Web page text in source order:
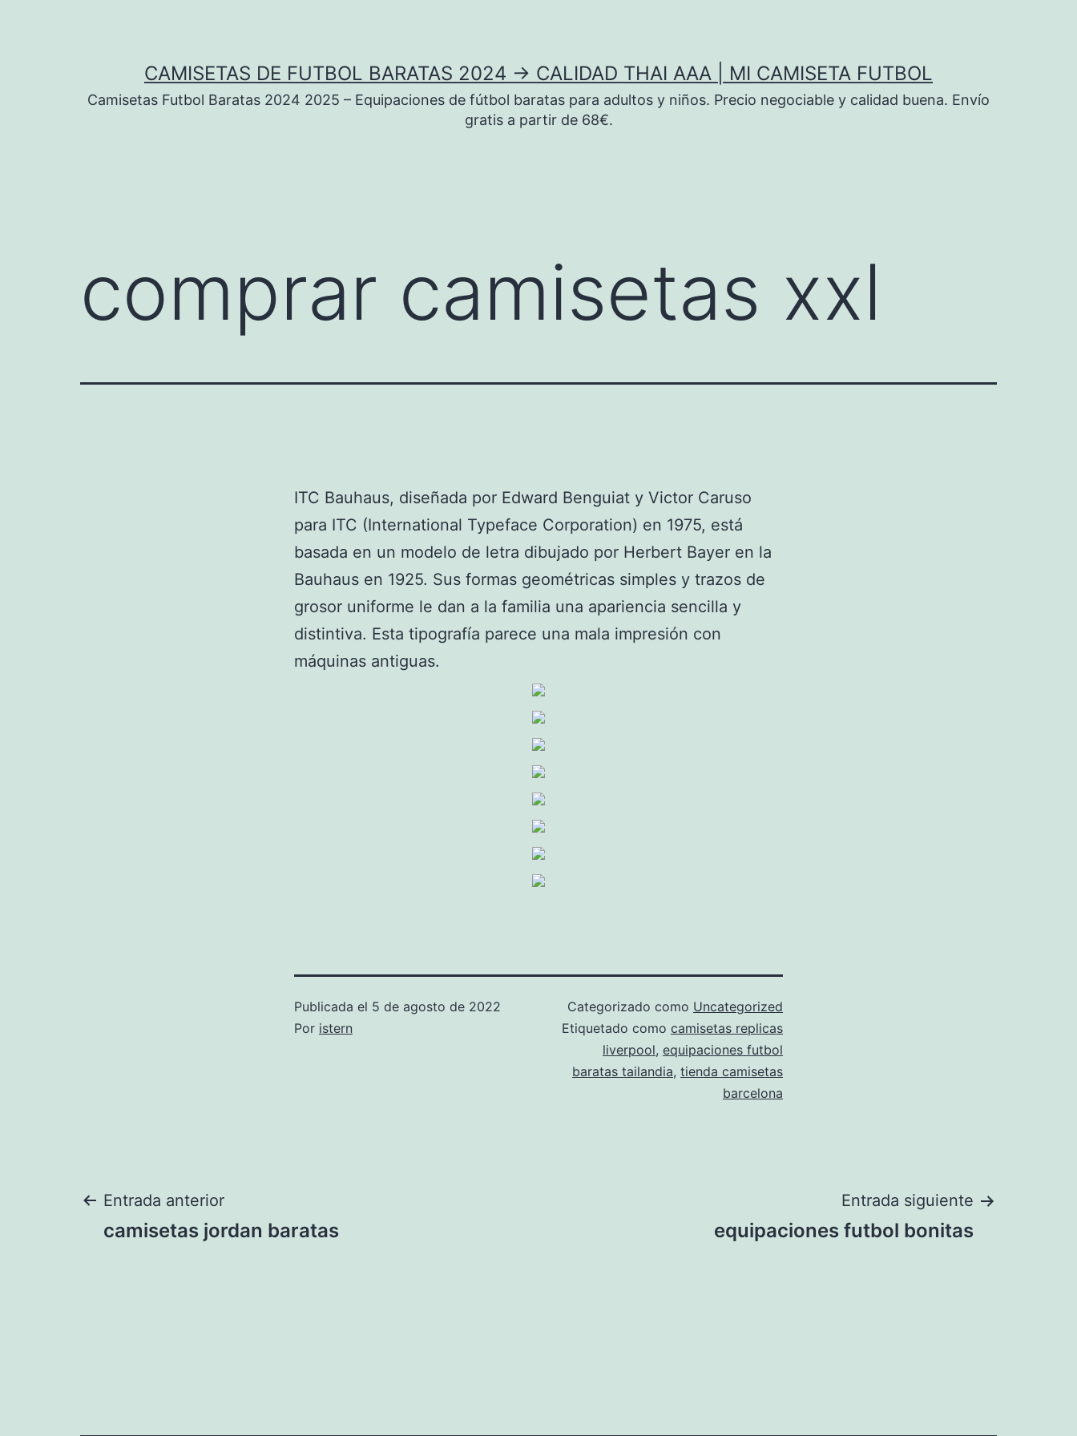
CAMISETAS DE FUTBOL BARATAS 2024 → CALIDAD THAI AAA | MI CAMISETA FUTBOL
Camisetas Futbol Baratas 2024 2025 – Equipaciones de fútbol baratas para adultos y niños. Precio negociable y calidad buena. Envío
gratis a partir de 68€.
comprar camisetas xxl
ITC Bauhaus, diseñada por Edward Benguiat y Victor Caruso
para ITC (International Typeface Corporation) en 1975, está
basada en un modelo de letra dibujado por Herbert Bayer en la
Bauhaus en 1925. Sus formas geométricas simples y trazos de
grosor uniforme le dan a la familia una apariencia sencilla y
distintiva. Esta tipografía parece una mala impresión con
máquinas antiguas.
Publicada el 5 de agosto de 2022
Por istern
Categorizado como Uncategorized
Etiquetado como camisetas replicas
liverpool, equipaciones futbol
baratas tailandia, tienda camisetas
barcelona
Navegación
Entrada anterior
camisetas jordan baratas
Entrada siguiente
equipaciones futbol bonitas